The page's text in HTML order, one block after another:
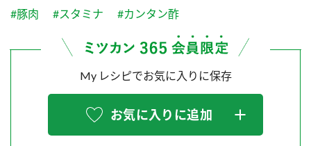
ふりかけ
炊き込みご飯の素 米飯用調味液
鍋なび
PIN印
スペシャルサイト
ZENB initiative
MIM（ミツカンミュージアム）
販売終了製品のご案内
よくあるご質問
#豚肉 #スタミナ #カンタン酢
My レシピでお気に入りに保存
お気に入りに追加